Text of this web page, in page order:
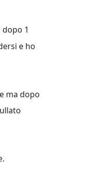
1
e ho
ma dopo